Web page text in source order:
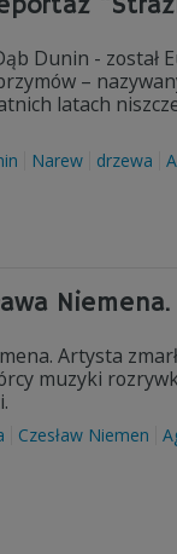
Dunin - został
–
latach
Narew drzewa
Artysta
muzyki
Czesław Niemen